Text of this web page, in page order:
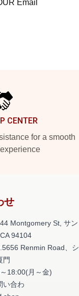
Email
CENTER
for a smooth
せ
Montgomery St, サン
94104
Renmin Road、シ
門
18:00(月～金)
い合わ